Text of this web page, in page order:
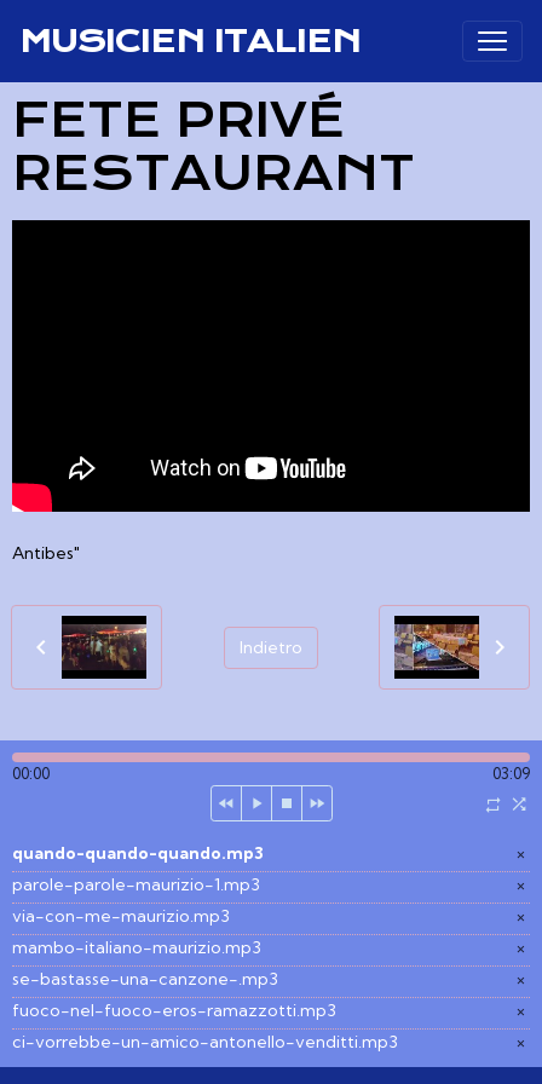
MUSICIEN ITALIEN
FETE PRIVÉ
RESTAURANT
Antibes"
Indietro
00:00 03:09
×
quando-quando-quando.mp3
×
parole-parole-maurizio-1.mp3
×
via-con-me-maurizio.mp3
×
mambo-italiano-maurizio.mp3
×
se-bastasse-una-canzone-.mp3
×
fuoco-nel-fuoco-eros-ramazzotti.mp3
×
ci-vorrebbe-un-amico-antonello-venditti.mp3